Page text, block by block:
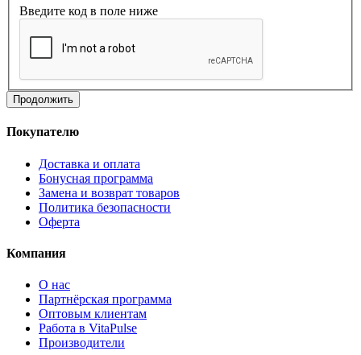
Введите код в поле ниже
Продолжить
Покупателю
Доставка и оплата
Бонусная программа
Замена и возврат товаров
Политика безопасности
Оферта
Компания
О нас
Партнёрская программа
Оптовым клиентам
Работа в VitaPulse
Производители